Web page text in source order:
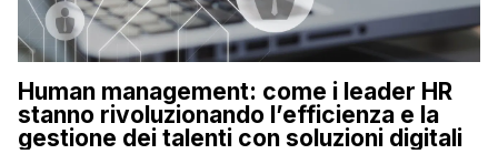
Human management: come i leader HR
stanno rivoluzionando l’efficienza e la
gestione dei talenti con soluzioni digitali